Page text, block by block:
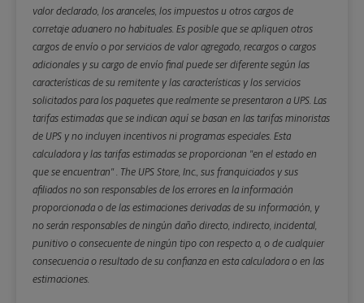
valor declarado, los aranceles, los impuestos u otros cargos de
corretaje aduanero no habituales. Es posible que se apliquen otros
cargos de envío o por servicios de valor agregado, recargos o cargos
adicionales y su cargo de envío final puede ser diferente según las
características de su remitente y las características y los servicios
solicitados para los paquetes que realmente se presentaron a UPS. Las
tarifas estimadas que se indican aquí se basan en las tarifas minoristas
de UPS y no incluyen incentivos ni programas especiales. Esta
calculadora y las tarifas estimadas se proporcionan "en el estado en
que se encuentran" . The UPS Store, Inc., sus franquiciados y sus
afiliados no son responsables de los errores en la información
proporcionada o de las estimaciones derivadas de su información, y
no serán responsables de ningún daño directo, indirecto, incidental,
punitivo o consecuente de ningún tipo con respecto a, o de cualquier
consecuencia o resultado de su confianza en esta calculadora o en las
estimaciones.